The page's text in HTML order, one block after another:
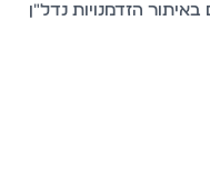
הזדמנויות נדל"ן